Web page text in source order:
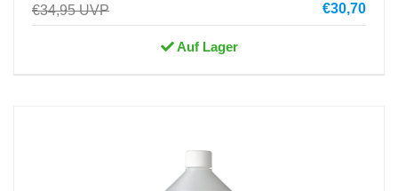
€34,95UVP €30,70
Auf Lager